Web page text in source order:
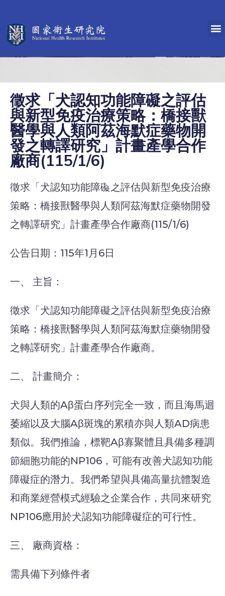
徵求「犬認知功能障礙之評估
與新型免疫治療策略：橋接獸
醫學與人類阿茲海默症藥物開
發之轉譯研究」計畫產學合作
廠商(115/1/6)
徵求「犬認知功能障礙之評估與新型免疫治療
策略：橋接獸醫學與人類阿茲海默症藥物開發
之轉譯研究」計畫產學合作廠商(115/1/6)
公告日期：115年1月6日
一、 主旨：
徵求「犬認知功能障礙之評估與新型免疫治療
策略：橋接獸醫學與人類阿茲海默症藥物開發
之轉譯研究」計畫產學合作廠商。
二、 計畫簡介：
犬與人類的Aβ蛋白序列完全一致，而且海馬迴
萎縮以及大腦Aβ斑塊的累積亦與人類AD病患
類似。我們推論，標靶Aβ寡聚體且具備多種調
節細胞功能的NP106，可能有改善犬認知功能
障礙症的潛力。我們希望與具備高量抗體製造
和商業經營模式經驗之企業合作，共同來研究
NP106應用於犬認知功能障礙症的可行性。
三、 廠商資格：
需具備下列條件者